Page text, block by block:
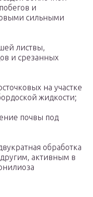
и
сильными
листвы,
и срезанных
на участке
жидкости;
почвы под
обработка
активным в